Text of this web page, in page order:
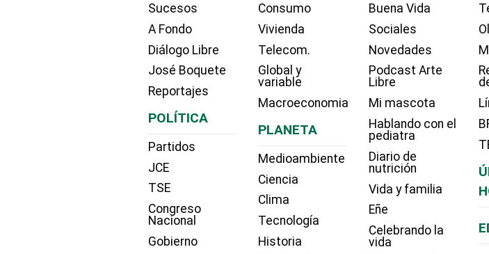
Sucesos
A Fondo
Diálogo Libre
José Boquete
Reportajes
POLÍTICA
Partidos
JCE
TSE
Congreso
Nacional
Gobierno
Consumo
Vivienda
Telecom.
Global y
variable
Macroeconomia
PLANETA
Medioambiente
Ciencia
Clima
Tecnología
Historia
Buena Vida
Sociales
Novedades
Podcast Arte
Libre
Mi mascota
Hablando con el
pediatra
Diario de
nutrición
Vida y familia
Eñe
Celebrando la
vida